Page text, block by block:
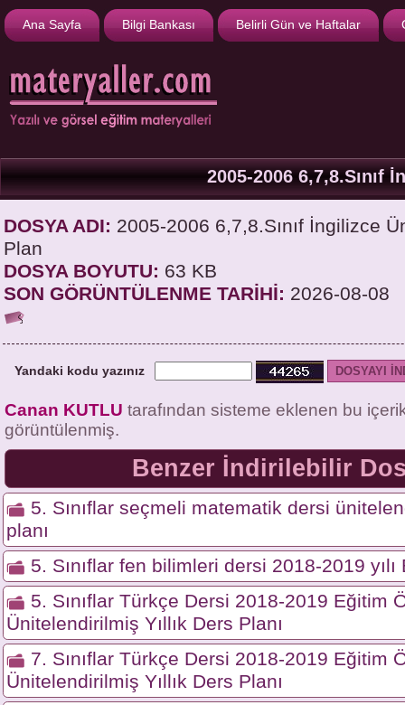
Ana Sayfa Bilgi Bankası Belirli Gün ve Haftalar
2005-2006 6,7,8.Sınıf
DOSYA ADI: 2005-2006 6,7,8.Sınıf İngilizce
Plan
DOSYA BOYUTU: 63 KB
SON GÖRÜNTÜLENME TARİHİ: 2026-08-08
Yandaki kodu yazınız
Canan KUTLU tarafından sisteme eklenen bu
görüntülenmiş.
Benzer İndirilebilir
5. Sınıflar seçmeli matematik dersi
planı
5. Sınıflar fen bilimleri dersi 2018-2019 yılı
5. Sınıflar Türkçe Dersi 2018-2019 Eğitim
Ünitelendirilmiş Yıllık Ders Planı
7. Sınıflar Türkçe Dersi 2018-2019 Eğitim
Ünitelendirilmiş Yıllık Ders Planı